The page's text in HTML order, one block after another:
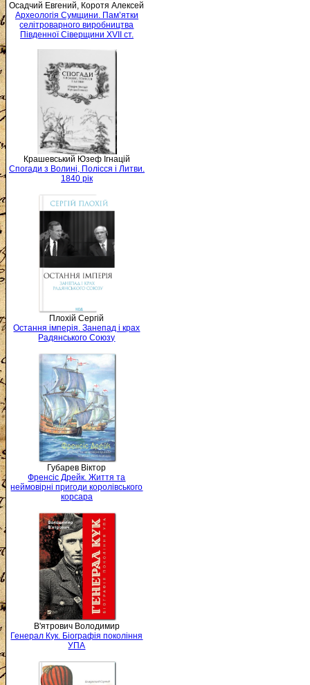
Осадчий Евгений, Коротя Алексей
Археологія Сумщини. Пам’ятки
селітроварного виробництва
Південної Сіверщини XVII ст.
Крашевський Юзеф Ігнацій
Спогади з Волині, Полісся і Литви.
1840 рік
Плохій Сергій
Остання імперія. Занепад і крах
Радянського Союзу
Губарев Віктор
Френсіс Дрейк. Життя та
неймовірні пригоди королівського
корсара
В'ятрович Володимир
Генерал Кук. Біографія покоління
УПА